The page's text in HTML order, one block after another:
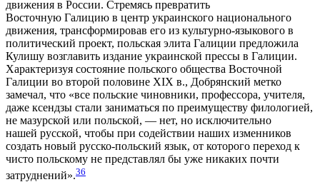
движения в России. Стремясь превратить
Восточную Галицию в центр украинского национального
движения, трансформировав его из культурно-языкового в
политический проект, польская элита Галиции предложила
Кулишу возглавить издание украинской прессы в Галиции.
Характеризуя состояние польского общества Восточной
Галиции во второй половине XIX в., Добрянский метко
замечал, что «все польские чиновники, профессора, учителя,
даже ксендзы стали заниматься по преимуществу филологией,
не мазурской или польской, — нет, но исключительно
нашей русской, чтобы при содействии наших изменников
создать новый русско-польский язык, от которого переход к
чисто польскому не представлял бы уже никаких почти
затруднений».36